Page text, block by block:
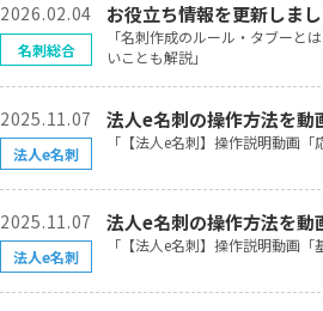
2026.02.04 お役立ち情報を更新しまし
「名刺作成のルール・タブーと
いことも解説」
名刺総合
2025.11.07 法人e名刺の操作方法を動
「【法人e名刺】操作説明動画「
法人e名刺
2025.11.07 法人e名刺の操作方法を動
「【法人e名刺】操作説明動画「
法人e名刺